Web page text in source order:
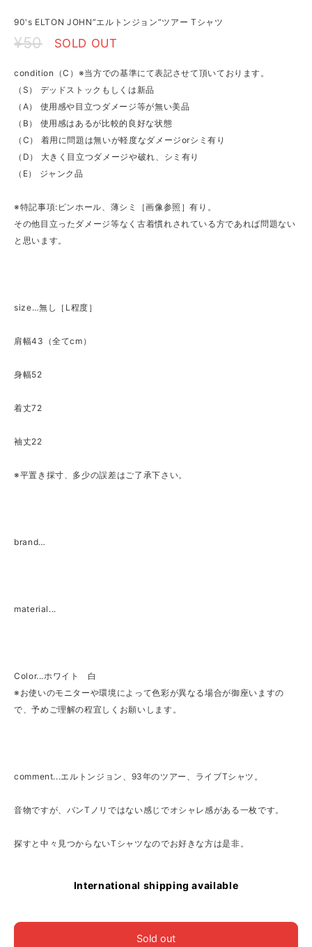
90's ELTON JOHN”エルトンジョン”ツアー Tシャツ
¥50 SOLD OUT
condition（C）※当方での基準にて表記させて頂いております。
（S） デッドストックもしくは新品
（A） 使用感や目立つダメージ等が無い美品
（B） 使用感はあるが比較的良好な状態
（C） 着用に問題は無いが軽度なダメージorシミ有り
（D） 大きく目立つダメージや破れ、シミ有り
（E） ジャンク品
※特記事項:ピンホール、薄シミ［画像参照］有り。
その他目立ったダメージ等なく古着慣れされている方であれば問題ない
と思います。
size…無し［L程度］
肩幅43（全てcm）
身幅52
着丈72
袖丈22
※平置き採寸、多少の誤差はご了承下さい。
brand…
material...
Color...ホワイト 白
※お使いのモニターや環境によって色彩が異なる場合が御座いますの
で、予めご理解の程宜しくお願いします。
comment...エルトンジョン、93年のツアー、ライブTシャツ。
音物ですが、バンTノリではない感じでオシャレ感がある一枚です。
探すと中々見つからないTシャツなのでお好きな方は是非。
International shipping available
Sold out